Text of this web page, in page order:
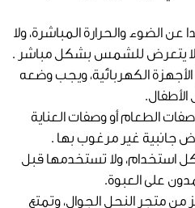
الضوء والحرارة المباشرة، ولا
لا يتعرض للشمس بشكل مباشر .
الكهربائية، ويجب وضعه
الطعام أو وصفات العناية
جانبية غير مرغوب بها .
استخدام، ولا تستخدمها قبل
على العبوة.
من متجر النحل الجوال، وتمتع